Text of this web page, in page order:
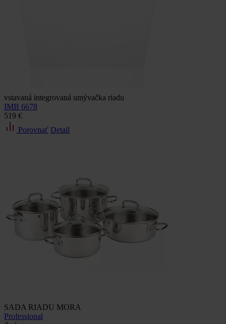
vstavaná integrovaná umývačka riadu
IMB 6678
519 €
Porovnať Detail
SADA RIADU MORA
Professional